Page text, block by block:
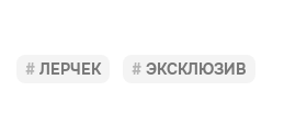
ЛЕРЧЕК ЭКСКЛЮЗИВ